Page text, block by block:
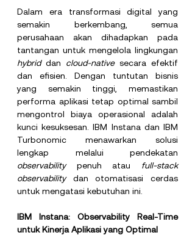
Dalam era transformasi digital yang
semakin berkembang, semua
perusahaan akan dihadapkan pada
hybrid dan cloud-native secara efektif
dan efisien. Dengan tuntutan bisnis
yang semakin tinggi, memastikan
performa aplikasi tetap optimal sambil
mengontrol biaya operasional adalah
kunci kesuksesan. IBM Instana dan IBM
Turbonomic menawarkan solusi
observability penuh atau full-stack
observability dan otomatisasi cerdas
untuk mengatasi kebutuhan ini.
IBM Instana: Observability Real-Time
untuk Kinerja Aplikasi yang Optimal